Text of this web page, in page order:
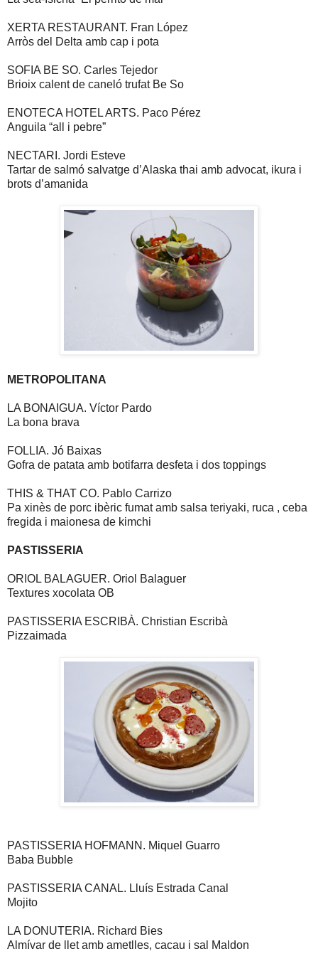
XERTA RESTAURANT. Fran López
Arròs del Delta amb cap i pota
SOFIA BE SO. Carles Tejedor
Brioix calent de caneló trufat Be So
ENOTECA HOTEL ARTS. Paco Pérez
Anguila “all i pebre”
NECTARI. Jordi Esteve
Tartar de salmó salvatge d’Alaska thai amb advocat, ikura i
brots d’amanida
METROPOLITANA
LA BONAIGUA. Víctor Pardo
La bona brava
FOLLIA. Jó Baixas
Gofra de patata amb botifarra desfeta i dos toppings
THIS & THAT CO. Pablo Carrizo
Pa xinès de porc ibèric fumat amb salsa teriyaki, ruca , ceba
fregida i maionesa de kimchi
PASTISSERIA
ORIOL BALAGUER. Oriol Balaguer
Textures xocolata OB
PASTISSERIA ESCRIBÀ. Christian Escribà
Pizzaimada
PASTISSERIA HOFMANN. Miquel Guarro
Baba Bubble
PASTISSERIA CANAL. Lluís Estrada Canal
Mojito
LA DONUTERIA. Richard Bies
Almívar de llet amb ametlles, cacau i sal Maldon